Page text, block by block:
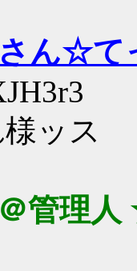
ん☆て
ッス
管理